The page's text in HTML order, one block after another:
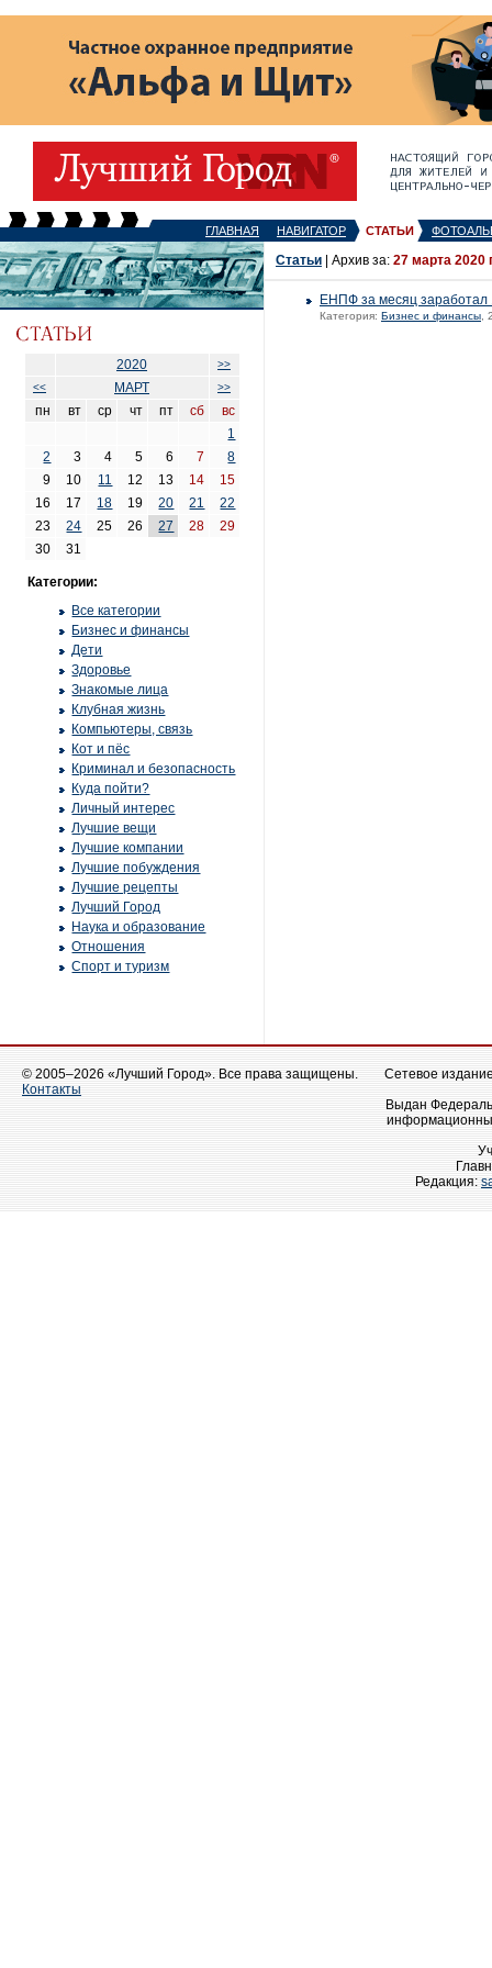
ГЛАВНАЯ НАВИГАТОР СТАТЬИ
2020
>>
<<
МАРТ >>
пн вт ср чт пт сб
вс
1
2
3 4 5 6 7
8
9
10 11 12 13 14
15
16
17 18 19 20 21
22
23
24 25 26 27 28
29
30
31
Категории:
Все категории
Бизнес и финансы
Дети
Здоровье
Знакомые лица
Клубная жизнь
Компьютеры, связь
Кот и пёс
Криминал и безопасность
Куда пойти?
Личный интерес
Лучшие вещи
Лучшие компании
Лучшие побуждения
Лучшие рецепты
Лучший Город
Наука и образование
Отношения
Спорт и туризм
Статьи | Архив за: 27 марта 2020
ЕНПФ за месяц заработал
Категория: Бизнес и финансы ,
© 2005–2026 «Лучший Город». Все права защищены.
Контакты
Сетевое
Выдан
Редакция: